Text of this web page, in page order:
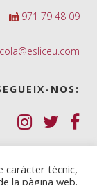
971 79 48 09
NOS:
(cookies)
caràcter tècnic,
la pàgina web.